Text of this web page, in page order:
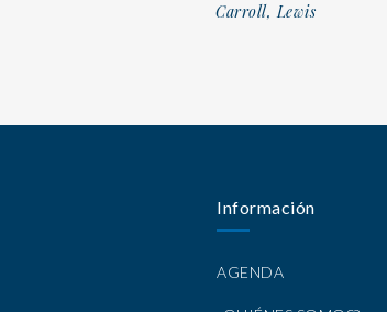
Carroll, Lewis
Información
AGENDA